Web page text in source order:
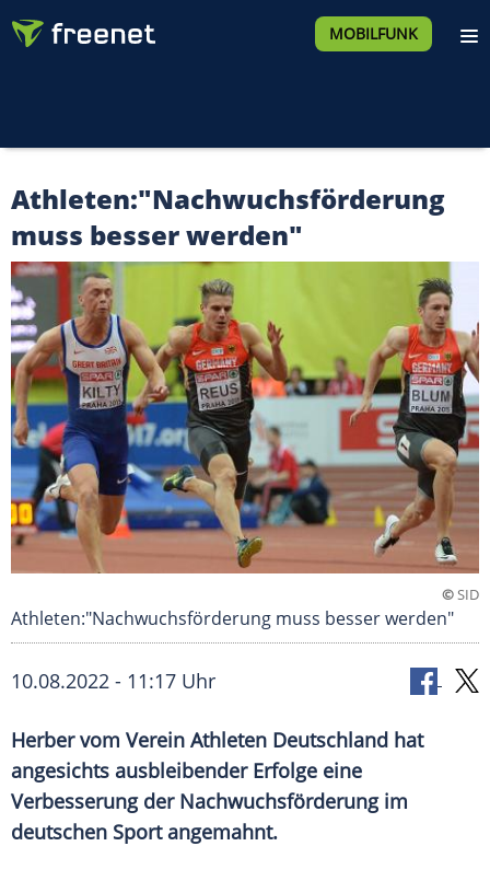
MOBILFUNK
Athleten:"Nachwuchsförderung
muss besser werden"
©SID
Athleten:"Nachwuchsförderung muss besser werden"
10.08.2022 - 11:17 Uhr
Herber vom Verein Athleten Deutschland hat
angesichts ausbleibender Erfolge eine
Verbesserung der Nachwuchsförderung im
deutschen Sport angemahnt.